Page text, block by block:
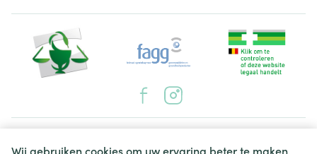
Wij gebruiken cookies om uw ervaring beter te maken.
Juridische links